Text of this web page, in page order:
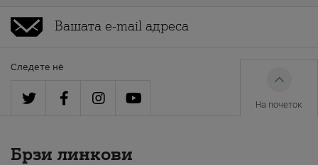
Следете нè
На почеток
Брзи линкови